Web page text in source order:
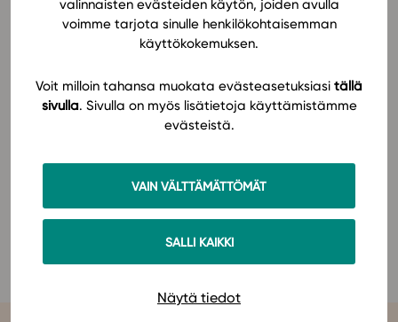
valinnaisten evästeiden käytön, joiden avulla
voimme tarjota sinulle henkilökohtaisemman
käyttökokemuksen.
Voit milloin tahansa muokata evästeasetuksiasi tällä
sivulla. Sivulla on myös lisätietoja käyttämistämme
evästeistä.
VAIN VÄLTTÄMÄTTÖMÄT
SALLI KAIKKI
Näytä tiedot
kuvitustukevat sisältöjen ymmärtämistä. Kattava
tehtävävalikoima auttaa opiskeltavien aiheiden
sisäistämisessä. Tehtävien selkeät malliratkaisut
vastausten analysoimisessa.
oppimateriaalin lisätiedot ja hinnasto
Tutustu MAA12 Analyysi ja jatkuva jakauma (LOPS 2021)
-oppimateriaaliin Studeon alustalla